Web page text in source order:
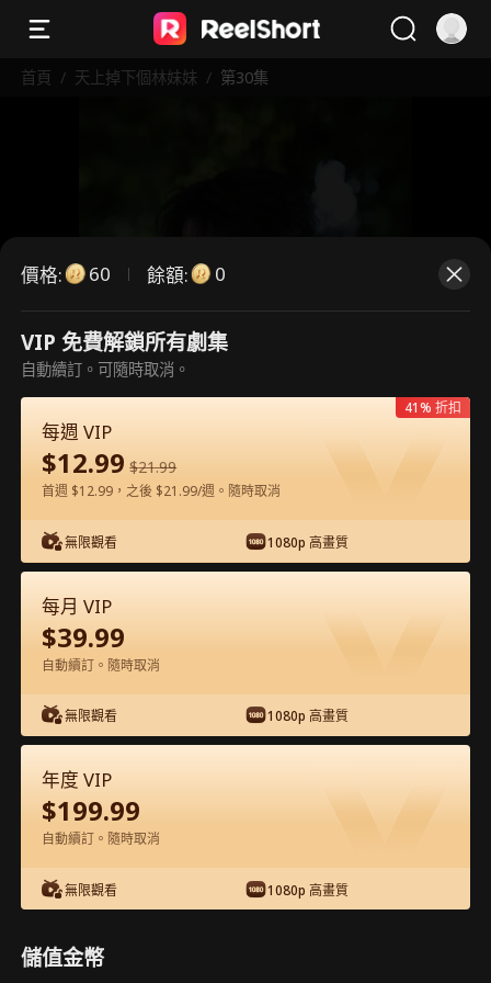
首頁 / 天上掉下個林妹妹 / 第30集
這是付費劇集。請解鎖後觀看。
第30集 - 天上掉下個林妹妹 完整影片
1-50 51-81
價格: 60 餘額: 0
VIP 免費解鎖所有劇集
自動續訂。可隨時取消。
每週 VIP
$12.99 $21.99
首週 $12.99，之後 $21.99/週。隨時取消
無限觀看 1080p 高畫質
41% 折扣
每月 VIP
$39.99
自動續訂。隨時取消
無限觀看 1080p 高畫質
年度 VIP
$199.99
自動續訂。隨時取消
無限觀看 1080p 高畫質
儲值金幣